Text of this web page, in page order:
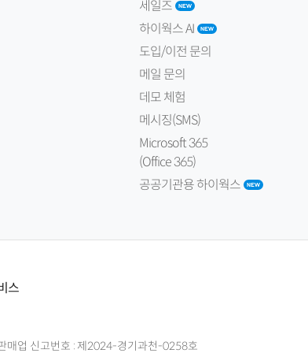
세일즈
하이웍스 AI
도입/이전 문의
메일 문의
데모 체험
메시징(SMS)
Microsoft 365
(Office 365)
공공기관용 하이웍스
스
매업 신고번호 : 제2024-경기과천-0258호